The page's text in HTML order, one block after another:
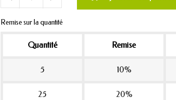
Remise sur la quantité
Quantité Remise
5 10%
25 20%